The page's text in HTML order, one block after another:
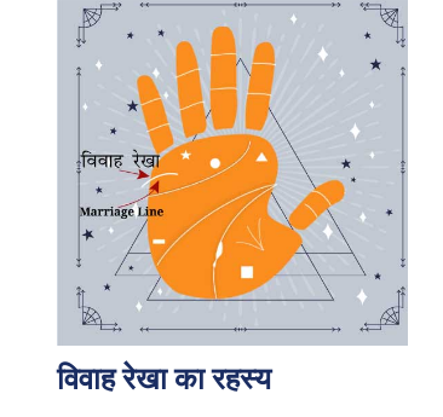
विवाह रेखा का रहस्य